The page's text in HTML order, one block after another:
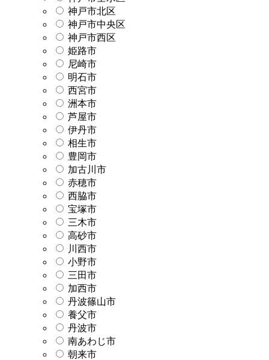
神戸市北区
神戸市中央区
神戸市西区
姫路市
尼崎市
明石市
西宮市
洲本市
芦屋市
伊丹市
相生市
豊岡市
加古川市
赤穂市
西脇市
宝塚市
三木市
高砂市
川西市
小野市
三田市
加西市
丹波篠山市
養父市
丹波市
南あわじ市
朝来市